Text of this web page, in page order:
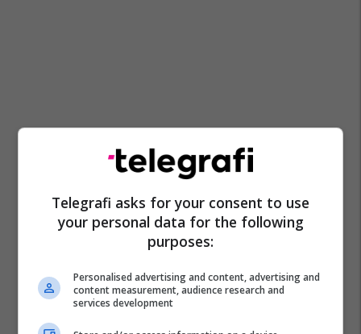
Telegrafi asks for your consent to use
your personal data for the following
purposes:
Personalised advertising and content, advertising and
content measurement, audience research and
services development